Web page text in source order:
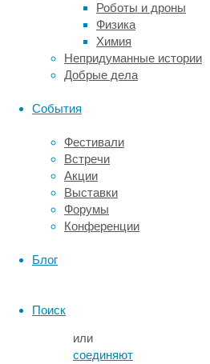
Роботы и дроны
Физика
Химия
Непридуманные истории
Добрые дела
События
Фестивали
Встречи
Акции
Выставки
Форумы
Конференции
Блог
Поиск
организацией
сети
—
сверхпроводниковые
центрального
элемента
Для
этого
или
соединяют